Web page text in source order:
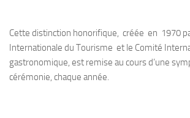
Cette distinction honorifique, créée en 1970
Internationale du Tourisme et le Comité
gastronomique, est remise au cours d’une
cérémonie, chaque année.